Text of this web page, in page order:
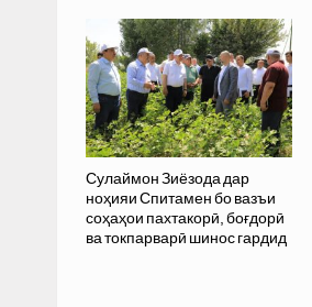
Сулаймон Зиёзода дар
ноҳияи Спитамен бо вазъи
соҳаҳои пахтакорӣ, боғдорӣ
ва токпарварӣ шинос гардид